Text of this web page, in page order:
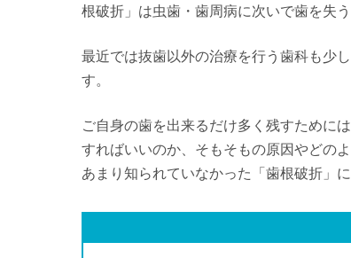
根破折」は虫歯・歯周病に次いで歯を失
最近では抜歯以外の治療を行う歯科も少
す。
ご自身の歯を出来るだけ多く残すために
すればいいのか、そもそもの原因やどの
あまり知られていなかった「歯根破折」